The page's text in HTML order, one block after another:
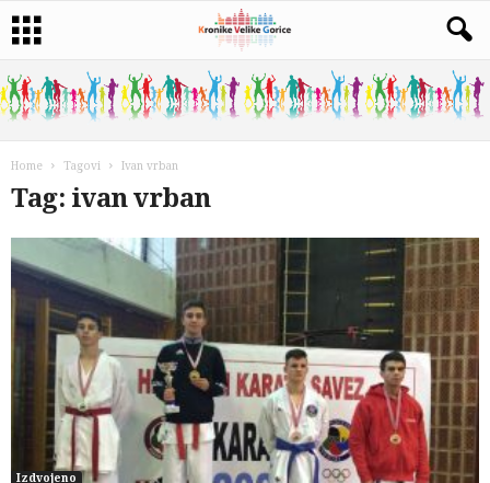
Home Tagovi Ivan vrban
Tag: ivan vrban
Izdvojeno